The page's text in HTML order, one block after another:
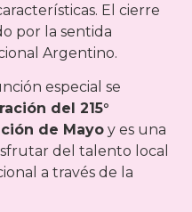
El cierre
por la sentida
Argentino.
especial se
del 215°
de Mayo y es una
del talento local
a través de la